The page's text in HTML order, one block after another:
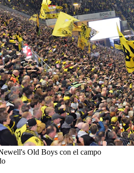
Old Boys con el campo